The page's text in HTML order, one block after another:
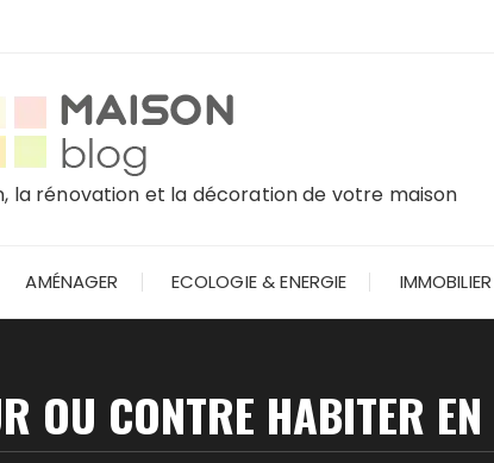
la rénovation et la décoration de votre maison
AMÉNAGER ECOLOGIE & ENERGIE IMMOBILIER
OU CONTRE HABITER